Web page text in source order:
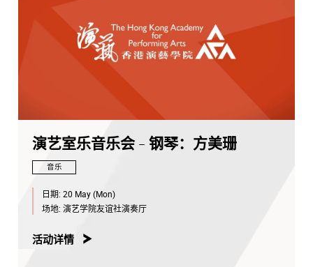
演艺室乐音乐会 - 钢琴：方美珊
音乐
日期: 20 May (Mon)
场地: 演艺学院友谊社演奏厅
活动详情